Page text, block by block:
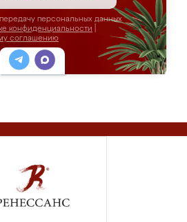
персональных данных
конфиденциальности
соглашению